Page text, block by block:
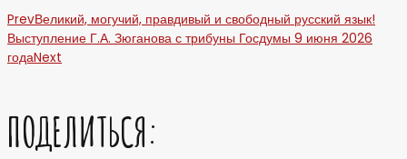
PrevВеликий, могучий, правдивый и свободный русский язык!
Выступление Г.А. Зюганова с трибуны Госдумы 9 июня 2026
годаNext
ПОДЕЛИТЬСЯ: